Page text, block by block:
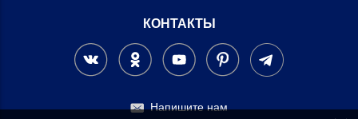
КОНТАКТЫ
Напишите нам